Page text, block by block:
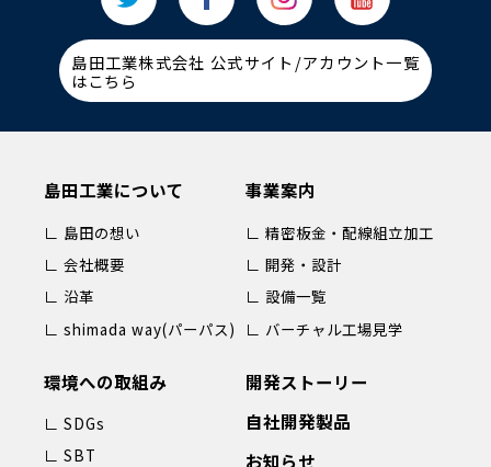
島田工業株式会社 公式サイト/アカウント一覧
はこちら
島田工業について
∟ 島田の想い
∟ 会社概要
∟ 沿革
∟ shimada way(パーパス)
事業案内
∟ 精密板金・配線組立加工
∟ 開発・設計
∟ 設備一覧
∟ バーチャル工場見学
環境への取組み
∟ SDGs
∟ SBT
開発ストーリー
自社開発製品
お知らせ